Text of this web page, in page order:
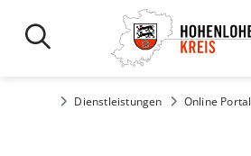
Online Portal
Dienstleistungen